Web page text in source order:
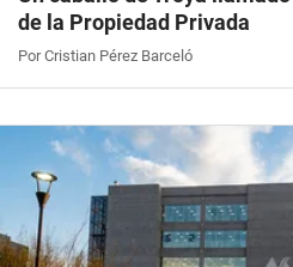
de la Propiedad Privada
Por Cristian Pérez Barceló